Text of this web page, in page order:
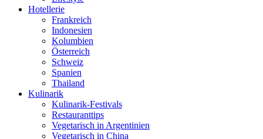
Hotellerie
Frankreich
Indonesien
Kolumbien
Österreich
Schweiz
Spanien
Thailand
Kulinarik
Kulinarik-Festivals
Restauranttips
Vegetarisch in Argentinien
Vegetarisch in China